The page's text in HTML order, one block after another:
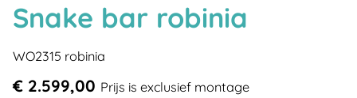
Snake bar robinia
WO2315 robinia
€ 2.599,00 Prijs is exclusief montage